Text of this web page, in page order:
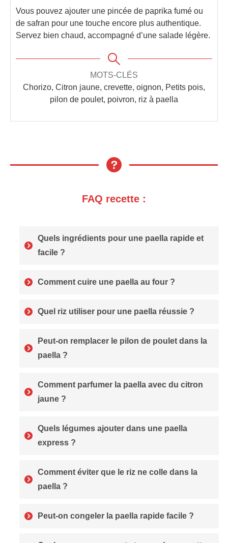
Vous pouvez ajouter une pincée de paprika fumé ou
de safran pour une touche encore plus authentique.
Servez bien chaud, accompagné d’une salade légère.
MOTS-CLÉS
Chorizo, Citron jaune, crevette, oignon, Petits pois,
pilon de poulet, poivron, riz à paella
FAQ recette :
Quels ingrédients pour une paella rapide et
facile ?
Comment cuire une paella au four ?
Quel riz utiliser pour une paella réussie ?
Peut-on remplacer le pilon de poulet dans la
paella ?
Comment parfumer la paella avec du citron
jaune ?
Quels légumes ajouter dans une paella
express ?
Comment éviter que le riz ne colle dans la
paella ?
Peut-on congeler la paella rapide facile ?